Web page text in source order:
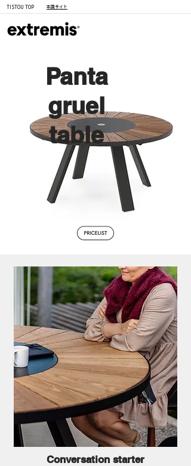
TISTOU TOP 本国サイト
Panta
gruel
table
Conversation starter